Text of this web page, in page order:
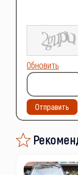
Обновить
Отправить